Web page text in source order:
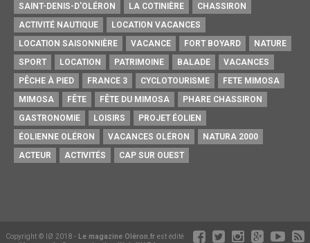
SAINT-DENIS-D'OLÉRON
LA COTINIÈRE
CHASSIRON
ACTIVITÉ NAUTIQUE
LOCATION VACANCES
LOCATION SAISONNIÈRE
VACANCE FORT BOYARD
NATURE
SPORT
LOCATION PATRIMOINE BALADE
VACANCES
PÊCHE À PIED
FRANCE 3 CYCLOTOURISME
FETE MIMOSA
MIMOSA
FÊTE FÊTE DU MIMOSA
PHARE CHASSIRON
GASTRONOMIE
LOISIRS
PROJET ÉOLIEN
ÉOLIENNE OLÉRON
VACANCES OLÉRON
NATURA 2000
ACTEUR
ACTIVITÉS CAP SUR OUEST
Copyright © IØ 2018 - Le magazine Oléron.frest édité